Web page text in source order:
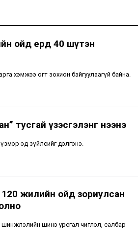
ойд ердөө 40 шүтэн
хэмжээ огт зохион байгуулаагүй байна.
тусгай үзэсгэлэнг нээнэ
эд зүйлсийг дэлгэнэ.
жилийн ойд зориулсан
шинжлэлийн шинэ урсгал чиглэл, салбар